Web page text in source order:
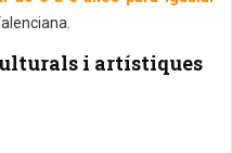
i artístiques